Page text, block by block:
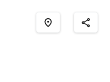
place share